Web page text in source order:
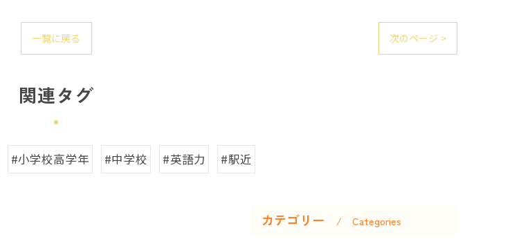
一覧に戻る 次のページ >
関連タグ
#小学校高学年 #中学校 #英語力 #駅近
カテゴリー Categories